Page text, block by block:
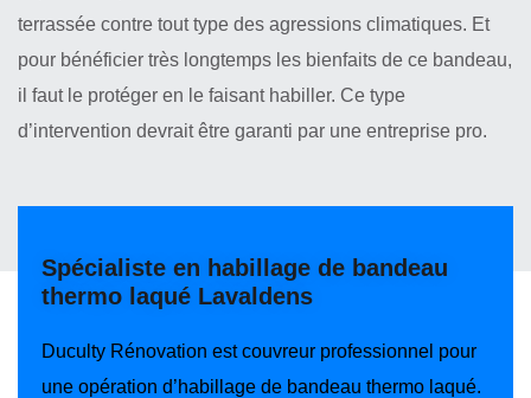
terrassée contre tout type des agressions climatiques. Et
pour bénéficier très longtemps les bienfaits de ce bandeau,
il faut le protéger en le faisant habiller. Ce type
d’intervention devrait être garanti par une entreprise pro.
Spécialiste en habillage de bandeau
thermo laqué Lavaldens
Duculty Rénovation est couvreur professionnel pour
une opération d’habillage de bandeau thermo laqué.